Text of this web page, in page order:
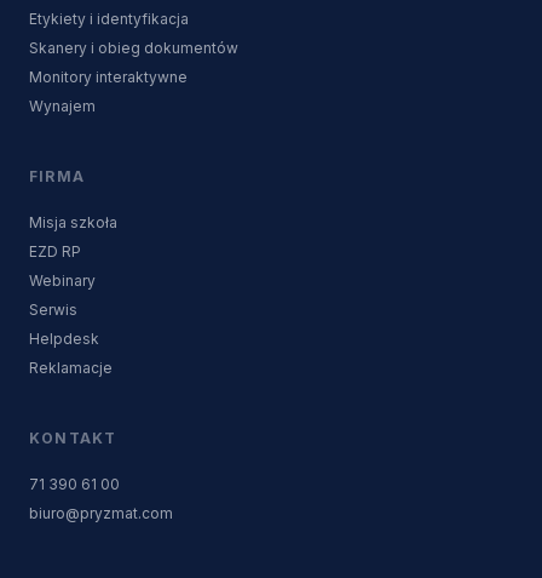
Etykiety i identyfikacja
Skanery i obieg dokumentów
Monitory interaktywne
Wynajem
FIRMA
Misja szkoła
EZD RP
Webinary
Serwis
Helpdesk
Reklamacje
KONTAKT
71 390 61 00
biuro@pryzmat.com